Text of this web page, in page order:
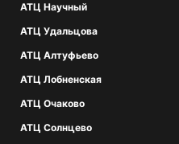
АТЦ Научный
АТЦ Удальцова
АТЦ Алтуфьево
АТЦ Лобненская
АТЦ Очаково
АТЦ Солнцево